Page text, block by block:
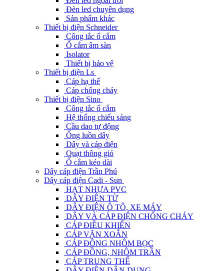
Đèn led chuyên dụng
Sản phẩm khác
Thiết bị điện Schneider
Công tắc ổ cắm
Ổ cắm âm sàn
Isolator
Thiết bị bảo vệ
Thiết bị điện Ls
Cáp hạ thế
Cáp chống cháy
Thiết bị điện Sino
Công tắc ổ cắm
Hệ thống chiếu sáng
Cầu dao tự động
Ống luồn dây
Dây và cáp điện
Quạt thông gió
Ổ cắm kéo dài
Dây cáp điện Trần Phú
Dây cáp điện Cadi - Sun
HẠT NHỰA PVC
DÂY ĐIỆN TỪ
DÂY ĐIỆN Ô TÔ, XE MÁY
DÂY VÀ CÁP ĐIỆN CHỐNG CHÁY
CÁP ĐIỀU KHIỂN
CÁP VẶN XOẮN
CÁP ĐỒNG NHÔM BỌC
CÁP ĐỒNG, NHÔM TRẦN
CÁP TRUNG THẾ